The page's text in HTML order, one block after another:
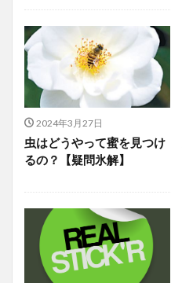
2024年3月27日
虫はどうやって蜜を見つけ
るの？【疑問氷解】